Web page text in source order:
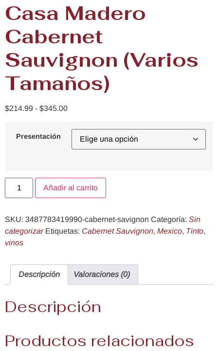
Casa Madero
Cabernet
Sauvignon (Varios
Tamaños)
$214.99 - $345.00
Presentación
Añadir al carrito
SKU: 3487783419990-cabernet-savignon Categoría: Sin
categorizar Etiquetas: Cabernet Sauvignon, Mexico, Tinto,
vinos
Descripción Valoraciones (0)
Descripción
Productos relacionados